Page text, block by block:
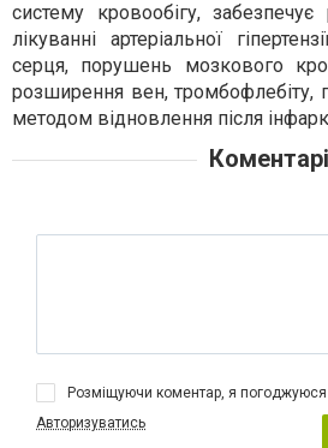
систему кровообігу, забезпечує
лікуванні артеріальної
серця, порушень мозкового
розширення вен, тромбофлебіту,
методом відновлення після
Коментарі
Розміщуючи коментар, я погоджуюся
Авторизуватись